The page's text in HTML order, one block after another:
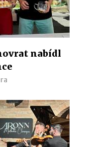
nabídl